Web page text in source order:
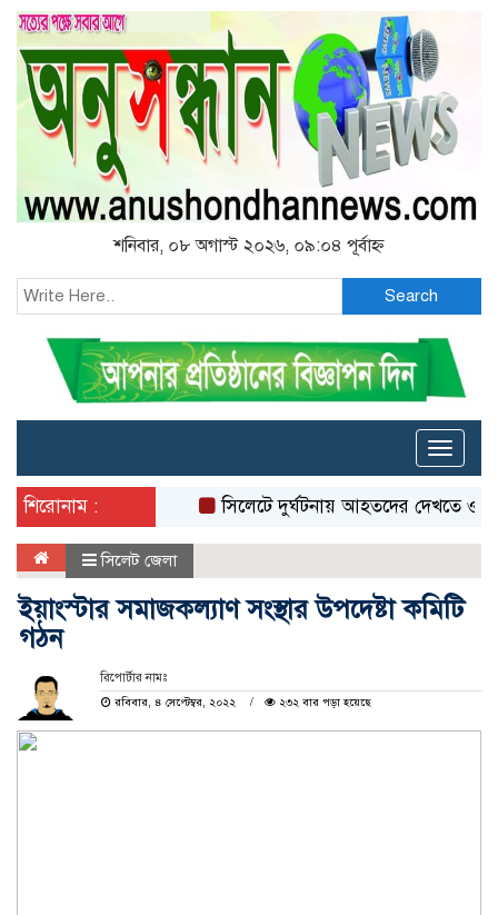
শনিবার, ০৮ অগাস্ট ২০২৬, ০৯:০৪ পূর্বাহ্ন
Search
Toggle
শিরোনাম :
সিলেটে দুর্ঘটনায় আহতদের দেখতে ওসমানী
সিলেট জেলা
ইয়াংস্টার সমাজকল্যাণ সংস্থার উপদেষ্টা কমিটি
গঠন
রিপোর্টার নামঃ
রবিবার, ৪ সেপ্টেম্বর, ২০২২
২৩২ বার পড়া হয়েছে